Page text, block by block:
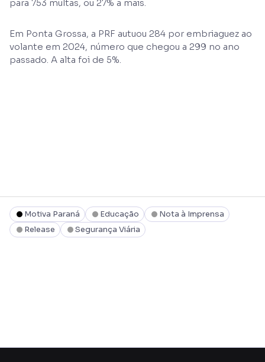
para 753 multas, ou 27% a mais.
Em Ponta Grossa, a PRF autuou 284 por embriaguez ao
volante em 2024, número que chegou a 299 no ano
passado. A alta foi de 5%.
Motiva Paraná Educação
Nota à Imprensa
Release
Segurança Viária